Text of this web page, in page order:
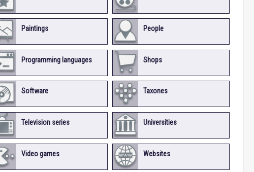
Paintings People
Programming languages Shops
Software Taxones
Television series Universities
Video games Websites